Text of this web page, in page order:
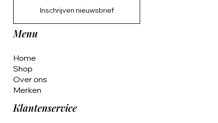
Inschrijven nieuwsbrief
Menu
Home
Shop
Over ons
Merken
Klantenservice